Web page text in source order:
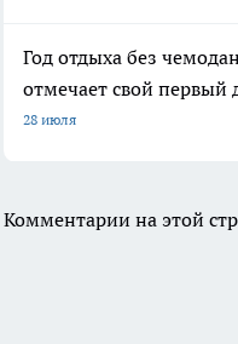
Год отдыха без
отмечает свой первый
28 июля
Комментарии на этой